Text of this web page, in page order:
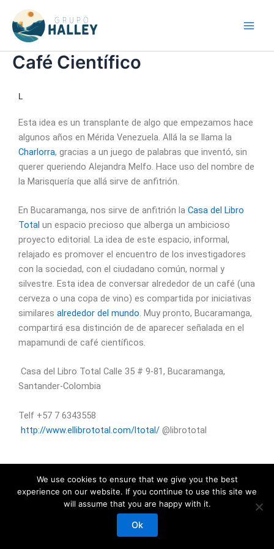
contenido
Café Científico
L
Esta idea es un transplante de algo que empezamos hace
algunos años en Mérida Venezuela. Allá la se llama la
Charlorra, gracias a un juego de palabras que inventó, sin
querer queriendo Alejandra Melfo. Hace uso del nombre de
la Marisquería que allá sirve de anfitrión.
En Bucaramanga, nos sirve de anfitrión la Casa del Libro
Total un espacio precioso que alberga un ambicioso
proyecto editorial. La idea de este espacio, informal,
relajado es promover el encuentro de los investigadores
con la sociedad, con el ciudadano común, normal y
silvestre. Esta idea de conversar alrededor de un café (una
cerveza o una copa de vino) es compartida por iniciativas
similares alrededor del mundo. Muy pronto, Bucaramanga,
compartirá esa distinción de de aparecer señalada en el
mapamundi de café científicos.
Casa del Libro Total Calle 35 # 9-81, Bucaramanga,
Santander-Colombia
Telf +57 7 6343558
http://www.ellibrototal.com/ltotal/ @librototal
Grupo Halley UIS 2026 | Powered byTema Astra para WordPress
We use cookies to ensure that we give you the best
experience on our website. If you continue to use this site we
will assume that you are happy with it.
Ok